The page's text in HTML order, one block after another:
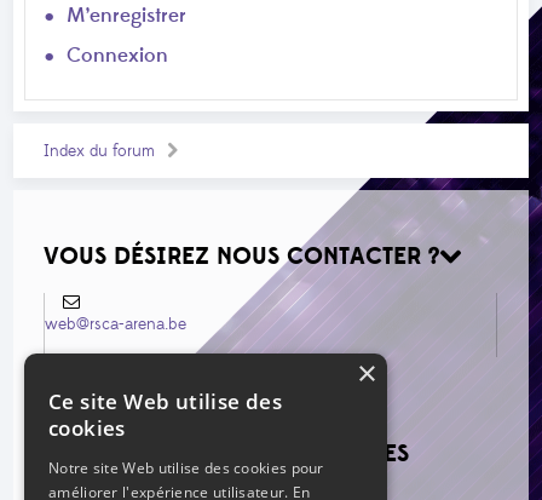
M’enregistrer
Connexion
Index du forum
VOUS DÉSIREZ NOUS CONTACTER ?
web@rsca-arena.be
VOIR LES NOUVEAUX MESSAGES
×
Ce site Web utilise des
cookies
Notre site Web utilise des cookies pour
améliorer l'expérience utilisateur. En